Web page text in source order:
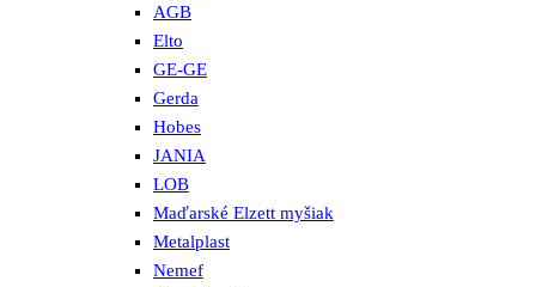
AGB
Elto
GE-GE
Gerda
Hobes
JANIA
LOB
Maďarské Elzett myšiak
Metalplast
Nemef